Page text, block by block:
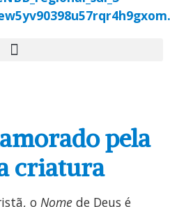
pela
criatura
o Nome de Deus é